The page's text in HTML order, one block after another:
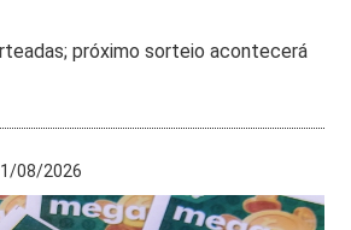
próximo sorteio acontecerá
08/2026